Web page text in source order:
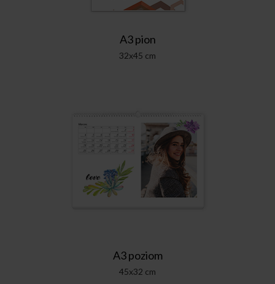
A3 pion
32x45 cm
A3 poziom
45x32 cm